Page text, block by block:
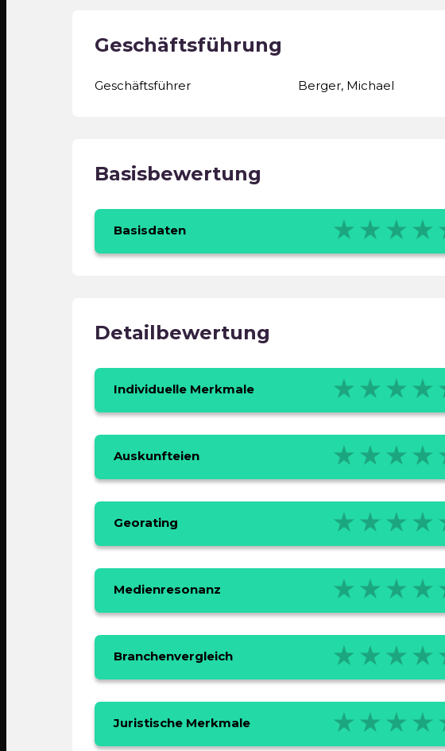
Geschäftsführung
Geschäftsführer Berger, Michael
Basisbewertung
Basisdaten
Detailbewertung
Individuelle Merkmale
Auskunfteien
Georating
Medienresonanz
Branchenvergleich
Juristische Merkmale